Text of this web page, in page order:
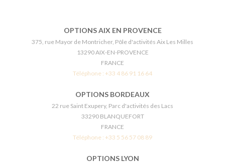
OPTIONS AIX EN PROVENCE
375, rue Mayor de Montricher, Pôle d'activités Aix Les Milles
13290 AIX-EN-PROVENCE
FRANCE
Téléphone : +33 4 86 91 16 64
OPTIONS BORDEAUX
22 rue Saint Exupery, Parc d'activités des Lacs
33290 BLANQUEFORT
FRANCE
Téléphone : +33 5 56 57 08 89
OPTIONS LYON